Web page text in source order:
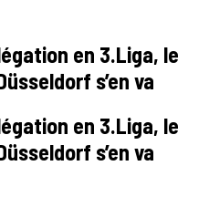
en 3.Liga, le
s’en va
en 3.Liga, le
s’en va